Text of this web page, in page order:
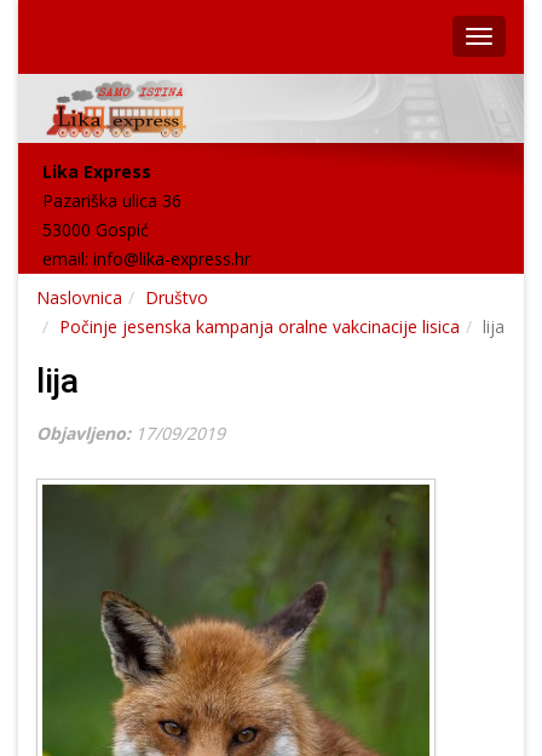
Lika Express
Pazariška ulica 36
53000 Gospić
email: info@lika-express.hr
Naslovnica
Društvo
Počinje jesenska kampanja oralne vakcinacije lisica
lija
lija
Objavljeno: 17/09/2019